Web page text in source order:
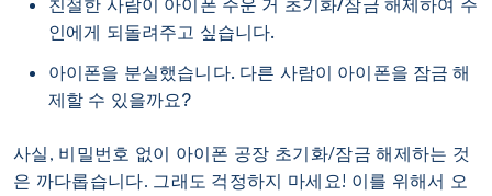
친절한 사람이 아이폰 주운 거 초기화/잠금 해제하여 주
인에게 되돌려주고 싶습니다.
아이폰을 분실했습니다. 다른 사람이 아이폰을 잠금 해
제할 수 있을까요?
사실, 비밀번호 없이 아이폰 공장 초기화/잠금 해제하는 것
은 까다롭습니다. 그래도 걱정하지 마세요! 이를 위해서 오